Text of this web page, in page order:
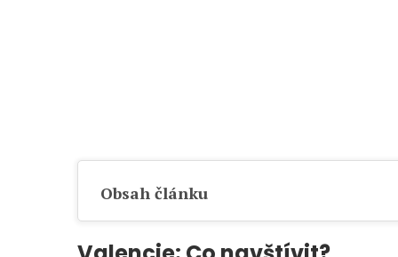
Obsah článku